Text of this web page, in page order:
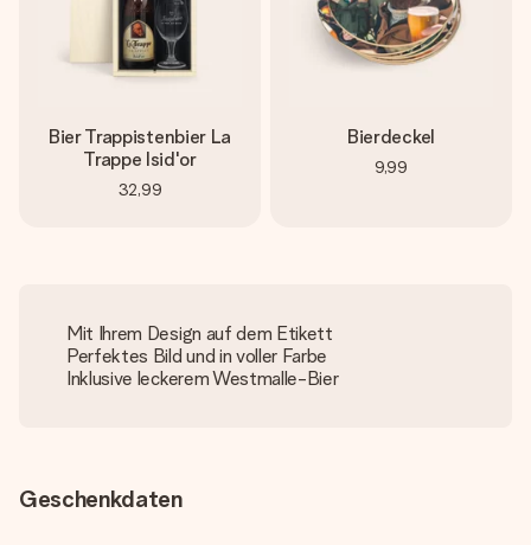
Bier Trappistenbier La
Trappe Isid'or
32,99
Bierdeckel
9,99
Mit Ihrem Design auf dem Etikett
Perfektes Bild und in voller Farbe
Inklusive leckerem Westmalle-Bier
Geschenkdaten